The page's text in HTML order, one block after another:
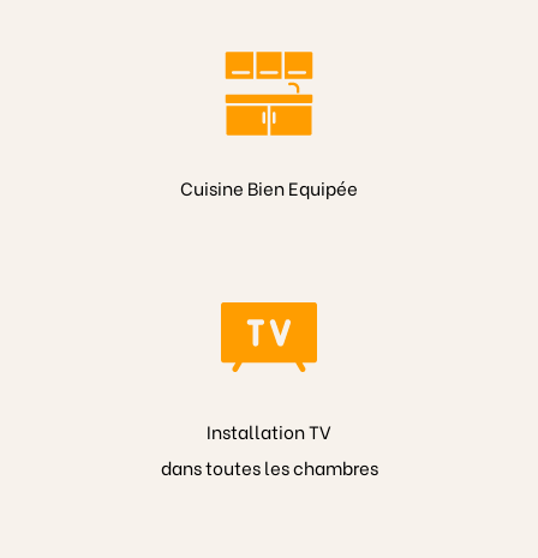
Cuisine Bien Equipée
Installation TV
dans toutes les chambres